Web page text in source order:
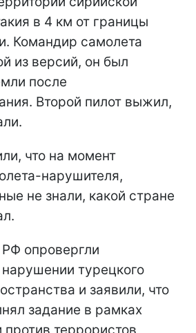
в 4 км от границы
Командир самолета
из версий, он был
после
Второй пилот выжил,
что на момент
нарушителя,
не знали, какой стране
опровергли
турецкого
и заявили, что
задание в рамках
террористов